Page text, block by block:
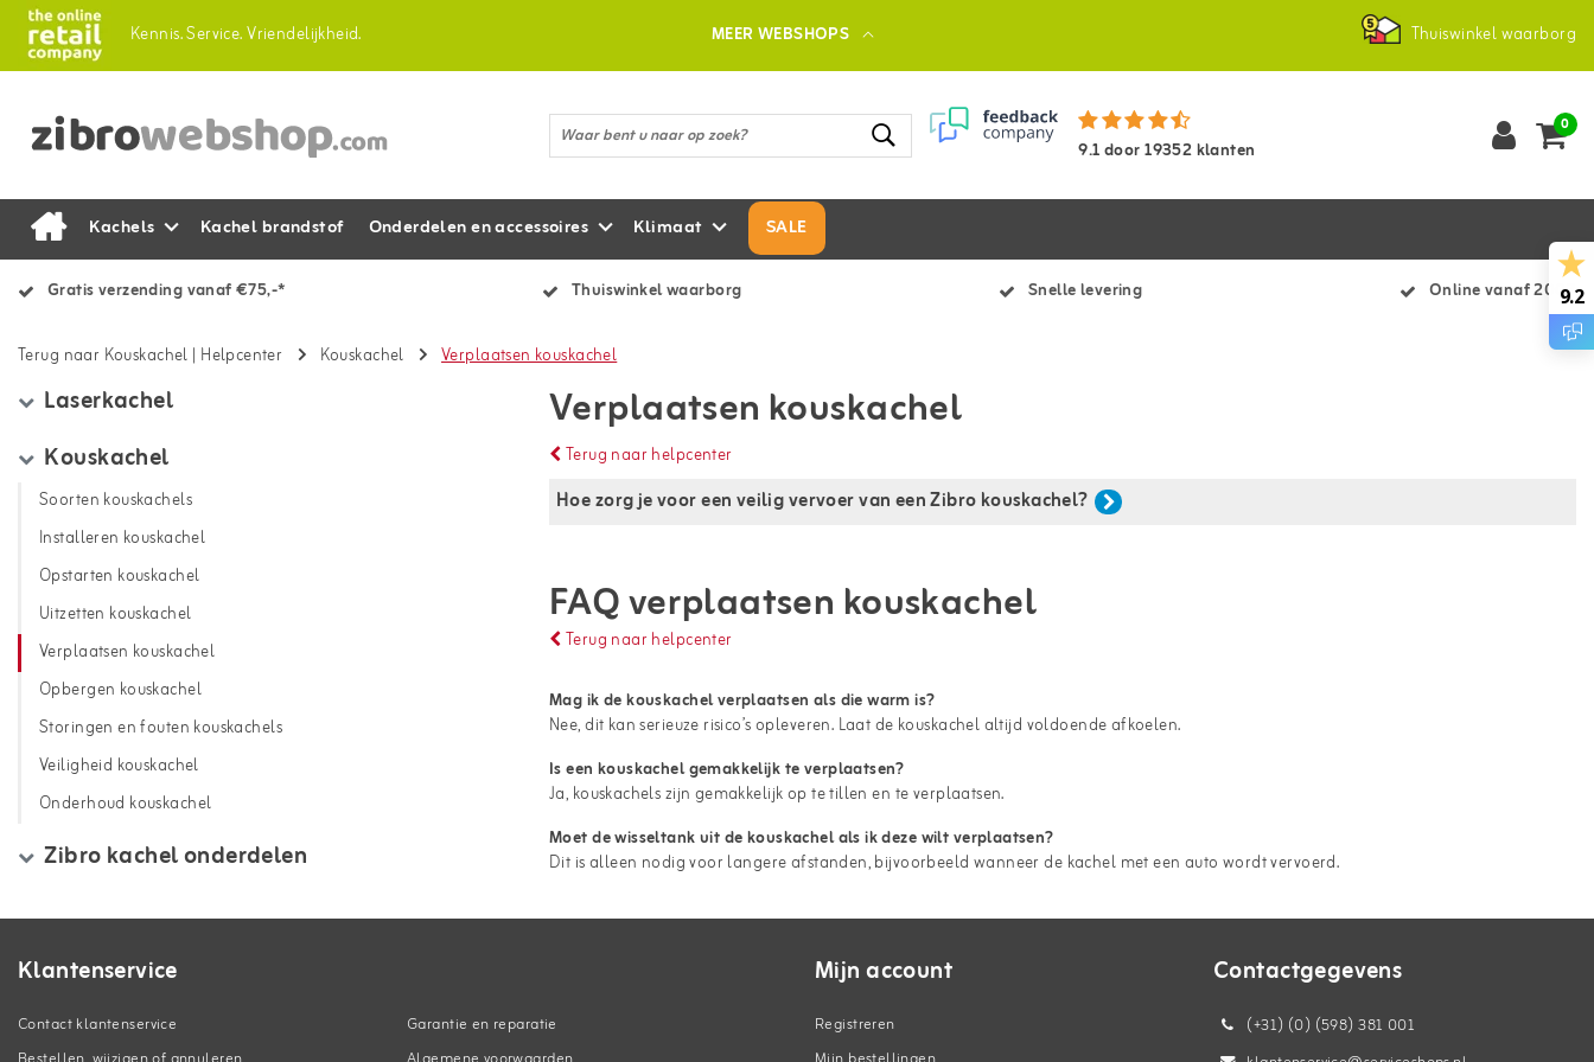
Kennis.Service.Vriendelijkheid. MEER WEBSHOPS Thuiswinkel waarborg
9.1door19352klanten
0
Kachels Kachel brandstof Onderdelen en accessoires Klimaat SALE
Gratis verzending vanaf €75,-* Thuiswinkel waarborg Snelle levering Online vanaf 2007
Terug naar Kouskachel | Helpcenter Kouskachel Verplaatsen kouskachel
Laserkachel
Kouskachel
Soorten kouskachels
Installeren kouskachel
Opstarten kouskachel
Uitzetten kouskachel
Verplaatsen kouskachel
Opbergen kouskachel
Storingen en fouten kouskachels
Veiligheid kouskachel
Onderhoud kouskachel
Zibro kachel onderdelen
Verplaatsen kouskachel
Terug naar helpcenter
Hoe zorg je voor een veilig vervoer van een Zibro kouskachel?
FAQ verplaatsen kouskachel
Terug naar helpcenter
Mag ik de kouskachel verplaatsen als die warm is?
Nee, dit kan serieuze risico’s opleveren. Laat de kouskachel altijd voldoende afkoelen.
Is een kouskachel gemakkelijk te verplaatsen?
Ja, kouskachels zijn gemakkelijk op te tillen en te verplaatsen.
Moet de wisseltank uit de kouskachel als ik deze wilt verplaatsen?
Dit is alleen nodig voor langere afstanden, bijvoorbeeld wanneer de kachel met een auto wordt vervoerd.
Klantenservice
Contact klantenservice
Garantie en reparatie
Mijn account
Registreren
Contactgegevens
(+31) (0) (598) 381 001
9.2